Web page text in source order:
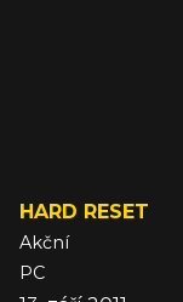
HARD RESET
Akční
PC